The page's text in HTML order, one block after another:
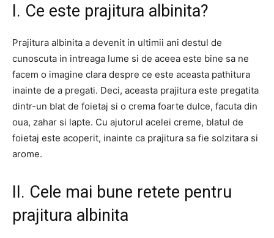
I. Ce este prajitura albinita?
Prajitura albinita a devenit in ultimii ani destul de
cunoscuta in intreaga lume si de aceea este bine sa ne
facem o imagine clara despre ce este aceasta pathitura
inainte de a pregati. Deci, aceasta prajitura este pregatita
dintr-un blat de foietaj si o crema foarte dulce, facuta din
oua, zahar si lapte. Cu ajutorul acelei creme, blatul de
foietaj este acoperit, inainte ca prajitura sa fie solzitara si
arome.
II. Cele mai bune retete pentru
prajitura albinita